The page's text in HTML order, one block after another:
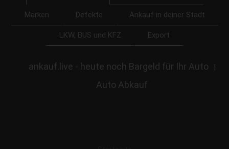
Marken Defekte Ankauf in deiner Stadt
LKW, BUS und KFZ Export
ankauf.live - heute noch Bargeld für Ihr Auto |
Auto Abkauf